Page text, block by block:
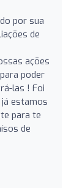
por sua
de
ações
poder
las ! Foi
estamos
para te
de